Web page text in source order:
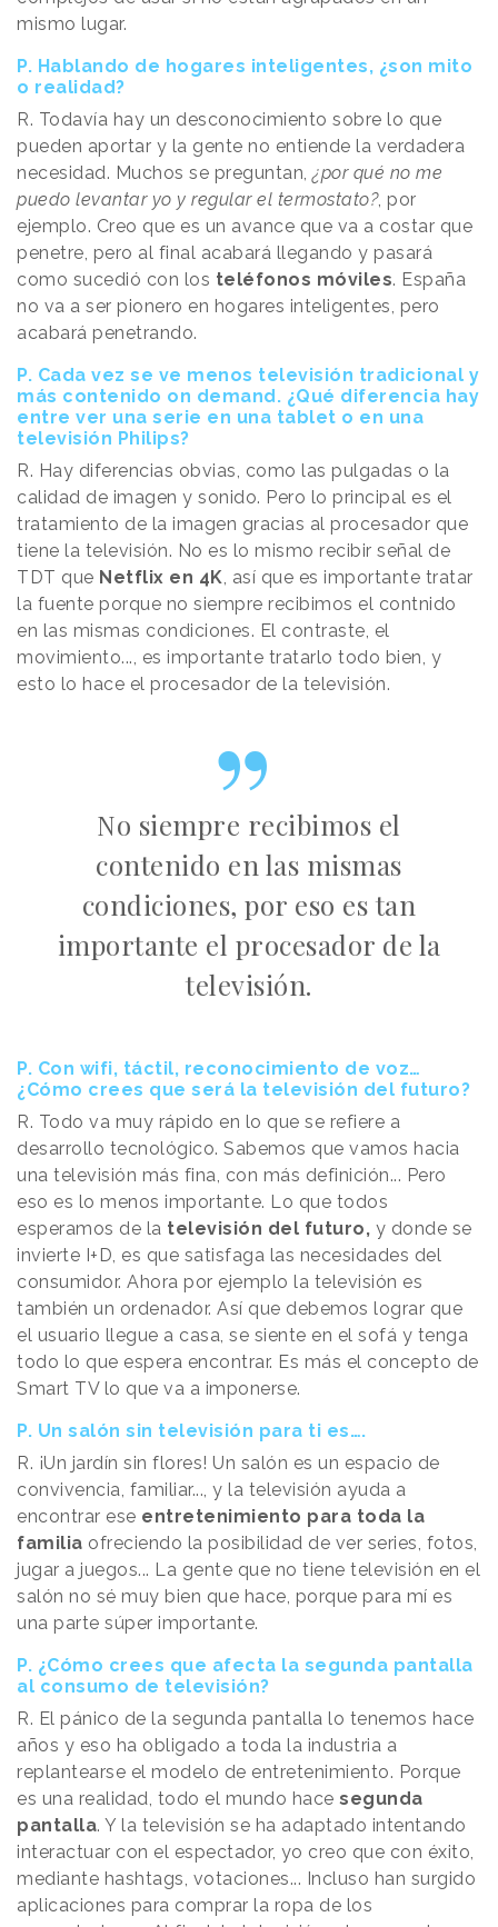
mismo lugar.
P. Hablando de hogares inteligentes, ¿son mito
o realidad?
R. Todavía hay un desconocimiento sobre lo que
pueden aportar y la gente no entiende la verdadera
necesidad. Muchos se preguntan, ¿por qué no me
puedo levantar yo y regular el termostato?, por
ejemplo. Creo que es un avance que va a costar que
penetre, pero al final acabará llegando y pasará
como sucedió con los teléfonos móviles. España
no va a ser pionero en hogares inteligentes, pero
acabará penetrando.
P. Cada vez se ve menos televisión tradicional y
más contenido on demand. ¿Qué diferencia hay
entre ver una serie en una tablet o en una
televisión Philips?
R. Hay diferencias obvias, como las pulgadas o la
calidad de imagen y sonido. Pero lo principal es el
tratamiento de la imagen gracias al procesador que
tiene la televisión. No es lo mismo recibir señal de
TDT que Netflix en 4K, así que es importante tratar
la fuente porque no siempre recibimos el contnido
en las mismas condiciones. El contraste, el
movimiento..., es importante tratarlo todo bien, y
esto lo hace el procesador de la televisión.
No siempre recibimos el
contenido en las mismas
condiciones, por eso es tan
importante el procesador de la
televisión.
P. Con wifi, táctil, reconocimiento de voz…
¿Cómo crees que será la televisión del futuro?
R. Todo va muy rápido en lo que se refiere a
desarrollo tecnológico. Sabemos que vamos hacia
una televisión más fina, con más definición... Pero
eso es lo menos importante. Lo que todos
esperamos de la televisión del futuro, y donde se
invierte I+D, es que satisfaga las necesidades del
consumidor. Ahora por ejemplo la televisión es
también un ordenador. Así que debemos lograr que
el usuario llegue a casa, se siente en el sofá y tenga
todo lo que espera encontrar. Es más el concepto de
Smart TV lo que va a imponerse.
P. Un salón sin televisión para ti es….
R. ¡Un jardín sin flores! Un salón es un espacio de
convivencia, familiar..., y la televisión ayuda a
encontrar ese entretenimiento para toda la
familia ofreciendo la posibilidad de ver series, fotos,
jugar a juegos... La gente que no tiene televisión en el
salón no sé muy bien que hace, porque para mí es
una parte súper importante.
P. ¿Cómo crees que afecta la segunda pantalla
al consumo de televisión?
R. El pánico de la segunda pantalla lo tenemos hace
años y eso ha obligado a toda la industria a
replantearse el modelo de entretenimiento. Porque
es una realidad, todo el mundo hace segunda
pantalla. Y la televisión se ha adaptado intentando
interactuar con el espectador, yo creo que con éxito,
mediante hashtags, votaciones... Incluso han surgido
aplicaciones para comprar la ropa de los